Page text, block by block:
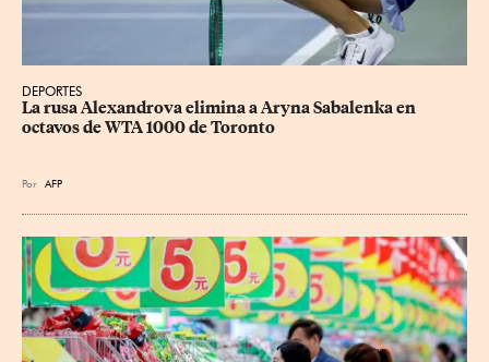
DEPORTES
La rusa Alexandrova elimina a Aryna Sabalenka en
octavos de WTA 1000 de Toronto
Por AFP